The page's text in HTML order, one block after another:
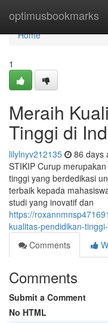
optimusbookmarks
Home
Home
1
Meraih
Tinggi di
lilylnyv212135 86 days
STIKIP Curup
tinggi yang berdedikasi
terbaik kepada
studi yang inovatif dan
https://
kualitas-pendidikan-
Comments
Comments
Submit a Comment
No HTML